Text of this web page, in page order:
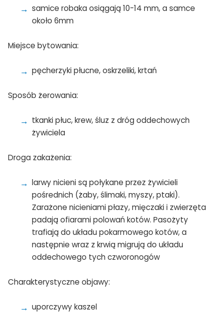
samice robaka osiągają 10-14 mm, a samce
około 6mm
Miejsce bytowania:
pęcherzyki płucne, oskrzeliki, krtań
Sposób żerowania:
tkanki płuc, krew, śluz z dróg oddechowych
żywiciela
Droga zakażenia:
larwy nicieni są połykane przez żywicieli
pośrednich (żaby, ślimaki, myszy, ptaki).
Zarażone nicieniami płazy, mięczaki i zwierzęta
padają ofiarami polowań kotów. Pasożyty
trafiają do układu pokarmowego kotów, a
następnie wraz z krwią migrują do układu
oddechowego tych czworonogów
Charakterystyczne objawy:
uporczywy kaszel